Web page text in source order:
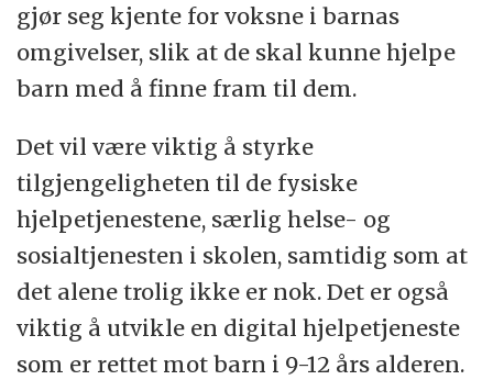
gjør seg kjente for voksne i barnas
omgivelser, slik at de skal kunne hjelpe
barn med å finne fram til dem.
Det vil være viktig å styrke
tilgjengeligheten til de fysiske
hjelpetjenestene, særlig helse- og
sosialtjenesten i skolen, samtidig som at
det alene trolig ikke er nok. Det er også
viktig å utvikle en digital hjelpetjeneste
som er rettet mot barn i 9-12 års alderen.